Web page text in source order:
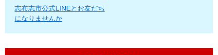
志布志市公式LINEとお友だち
になりませんか